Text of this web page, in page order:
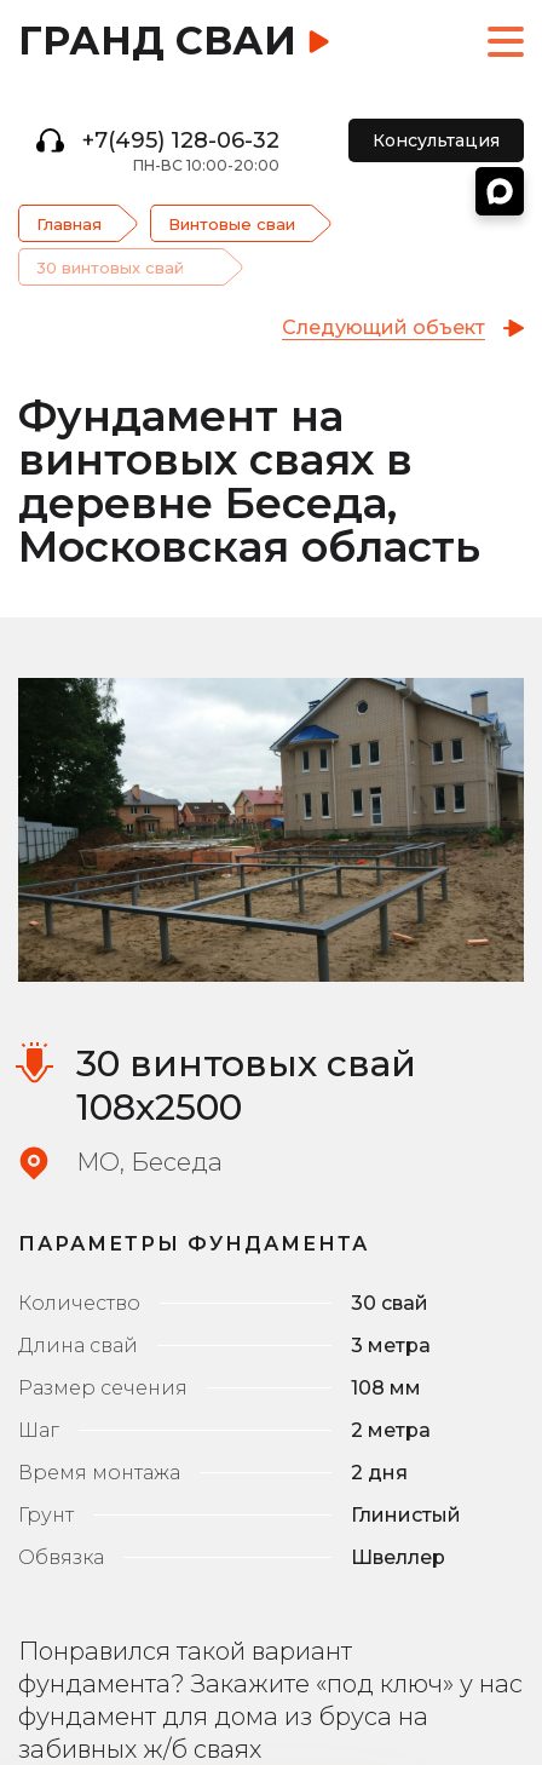
ГРАНД СВАИ
+7(495) 128-06-32
ПН-ВС 10:00-20:00
Консультация
Главная Винтовые сваи
30 винтовых свай
Следующий объект
Фундамент на
винтовых сваях в
деревне Беседа,
Московская область
30 винтовых свай
108х2500
МО, Беседа
ПАРАМЕТРЫ ФУНДАМЕНТА
Количество
30 свай
Длина свай
3 метра
Размер сечения
108 мм
Шаг
2 метра
Время монтажа
2 дня
Грунт
Глинистый
Обвязка
Швеллер
Понравился такой вариант
фундамента? Закажите «под ключ» у нас
фундамент для дома из бруса на
забивных ж/б сваях